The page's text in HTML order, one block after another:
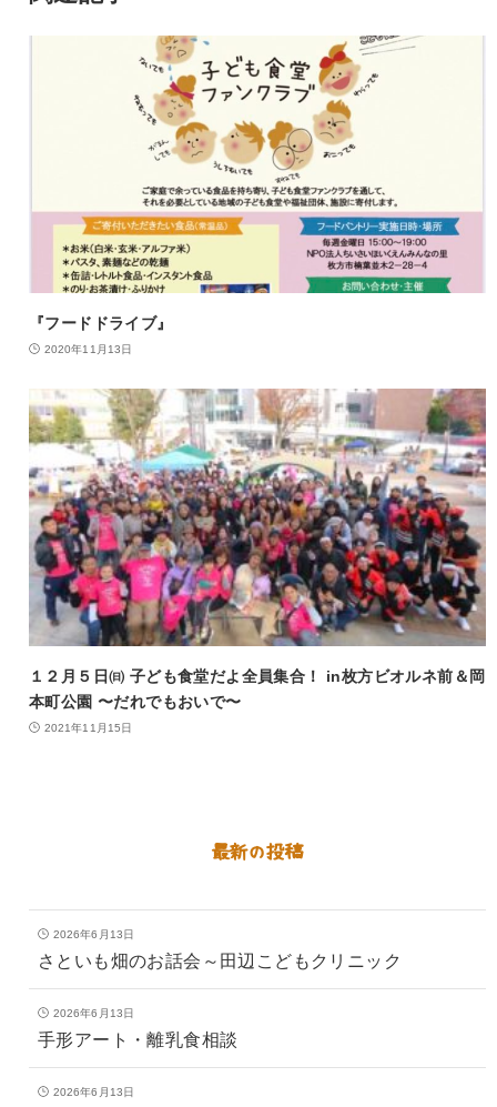
『フードドライブ』
2020年11月13日
１２月５日㈰ 子ども食堂だよ全員集合！ in枚方ビオルネ前＆岡
本町公園 〜だれでもおいで〜
2021年11月15日
最新の投稿
2026年6月13日
さといも畑のお話会～田辺こどもクリニック
2026年6月13日
手形アート・離乳食相談
2026年6月13日